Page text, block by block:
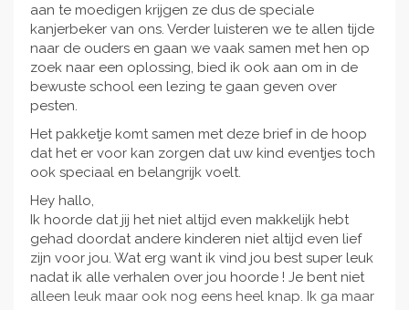
aan te moedigen krijgen ze dus de speciale
kanjerbeker van ons. Verder luisteren we te allen tijde
naar de ouders en gaan we vaak samen met hen op
zoek naar een oplossing, bied ik ook aan om in de
bewuste school een lezing te gaan geven over
pesten.
Het pakketje komt samen met deze brief in de hoop
dat het er voor kan zorgen dat uw kind eventjes toch
ook speciaal en belangrijk voelt.
Hey hallo,
Ik hoorde dat jij het niet altijd even makkelijk hebt
gehad doordat andere kinderen niet altijd even lief
zijn voor jou. Wat erg want ik vind jou best super leuk
nadat ik alle verhalen over jou hoorde ! Je bent niet
alleen leuk maar ook nog eens heel knap. Ik ga maar